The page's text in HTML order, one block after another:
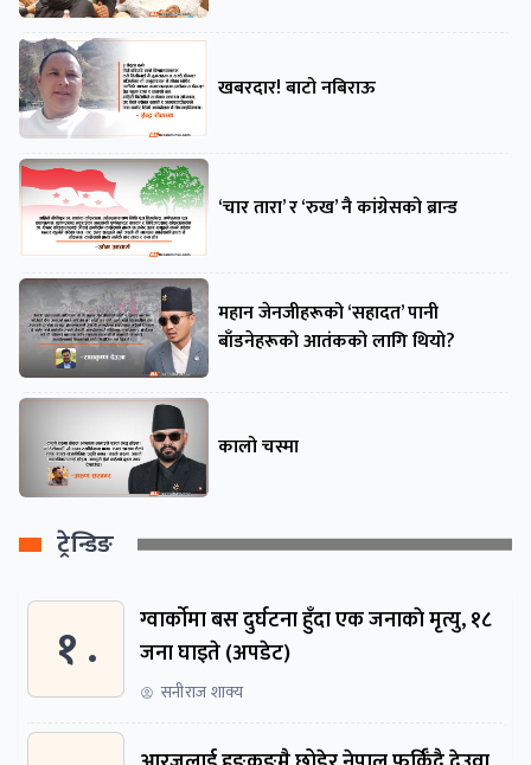
खबरदार! बाटो नबिराऊ
‘चार तारा’ र ‘रुख’ नै कांग्रेसको ब्रान्ड
महान जेनजीहरूको ‘सहादत’ पानी
बाँडनेहरूको आतंकको लागि थियो?
कालो चस्मा
ट्रेन्डिङ
१ .
ग्वार्काेमा बस दुर्घटना हुँदा एक जनाकाे मृत्यु, १८
जना घाइते (अपडेट)
सनीराज शाक्य